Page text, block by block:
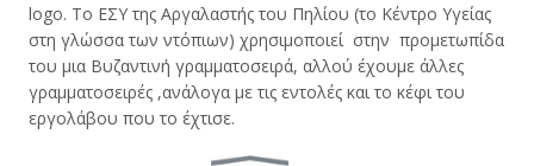
logo. Το ΕΣΥ της Αργαλαστής του Πηλίου (το Κέντρο Yγείας
στη γλώσσα των ντόπιων) χρησιμοποιεί στην προμετωπίδα
του μια Βυζαντινή γραμματοσειρά, αλλού έχουμε άλλες
γραμματοσειρές ,ανάλογα με τις εντολές και το κέφι του
εργολάβου που το έχτισε.